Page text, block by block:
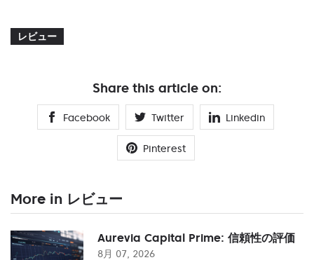
レビュー
Share this article on:
Facebook Twitter Linkedin
Pinterest
More in レビュー
Aurevia Capital Prime: 信頼性の評価
8月 07, 2026